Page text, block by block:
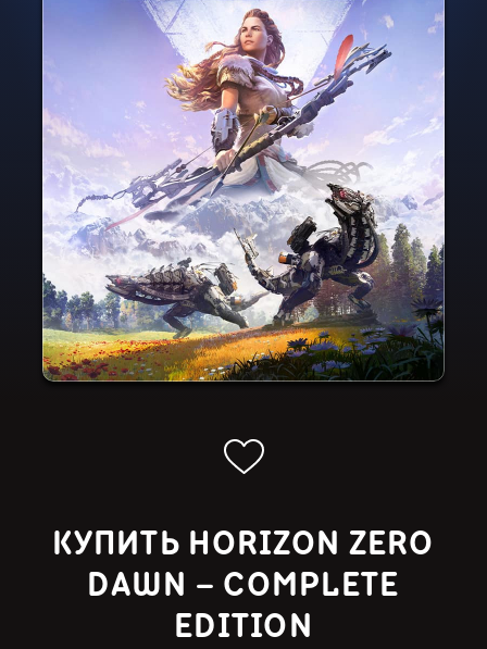
КУПИТЬ HORIZON ZERO
DAWN – COMPLETE
EDITION